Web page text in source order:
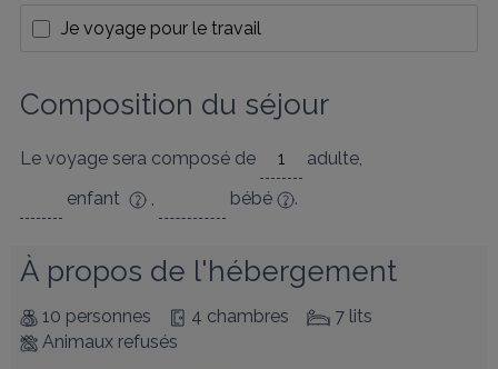
Je voyage pour le travail
Composition du séjour
Le voyage sera composé de adulte,
enfant
, bébé .
À propos de l'hébergement
10 personnes 4 chambres
7 lits
Animaux refusés